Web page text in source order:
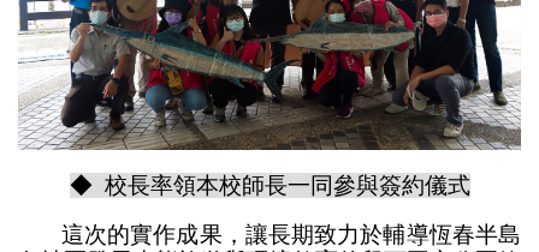
◆ 校長率領本校師長一同參與簽約儀式
這次的實作成果，讓長期致力於輔導恆春半島